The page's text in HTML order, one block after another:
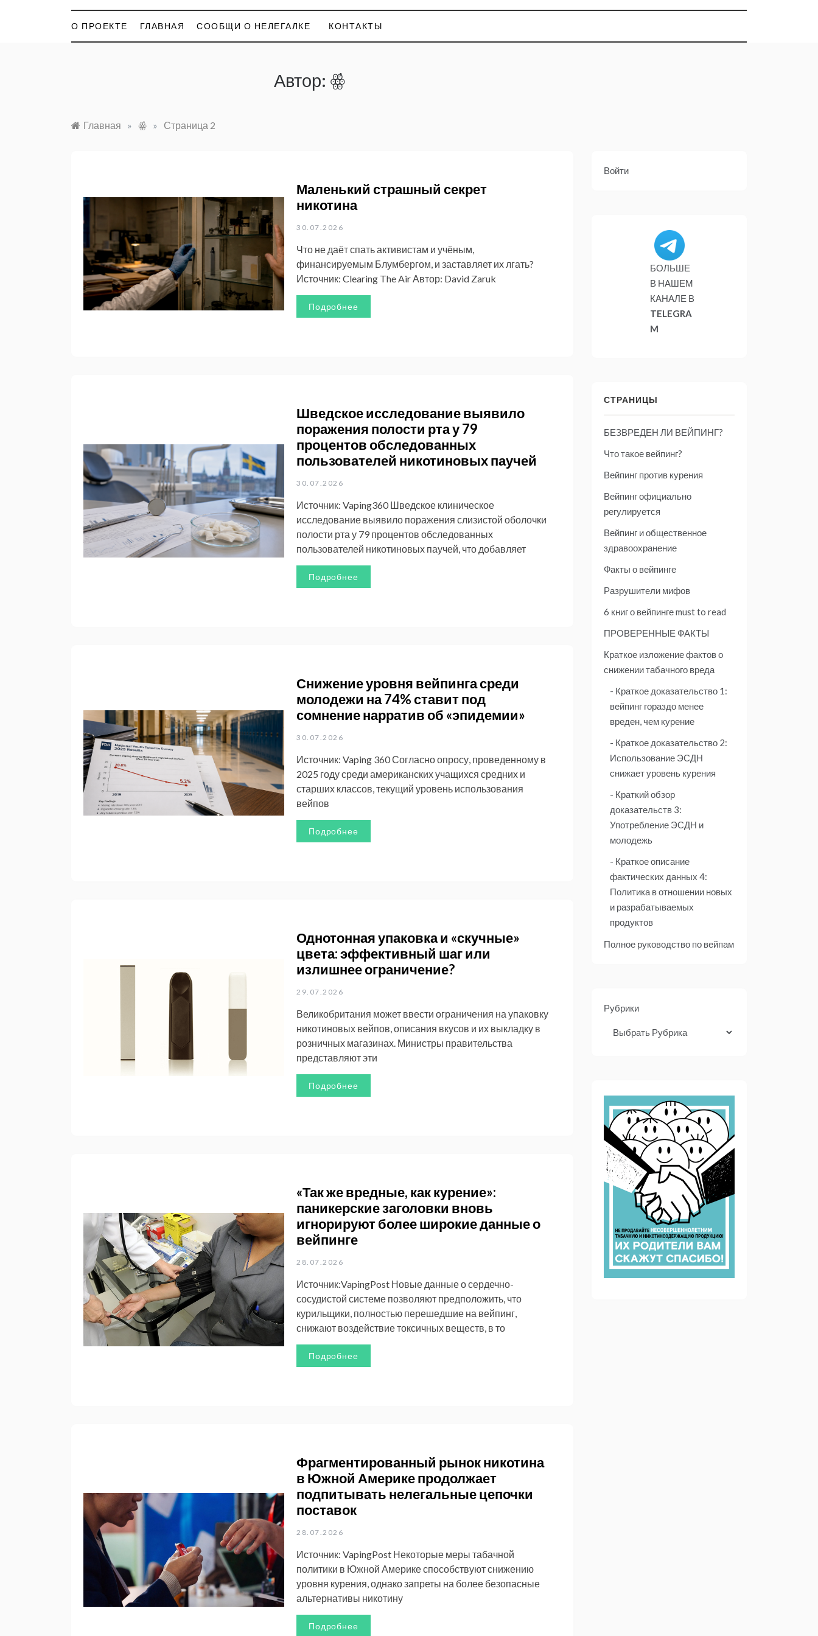
О ПРОЕКТЕ ГЛАВНАЯ СООБЩИ О НЕЛЕГАЛКЕ КОНТАКТЫ
Автор: ꙮ҆
Главная » ꙮ҆ » Страница 2
Маленький страшный секрет
никотина
30.07.2026
Что не даёт спать активистам и учёным,
финансируемым Блумбергом, и заставляет их лгать?
Источник: Clearing The Air Автор: David Zaruk
Подробнее
Шведское исследование выявило
поражения полости рта у 79
процентов обследованных
пользователей никотиновых паучей
30.07.2026
Источник: Vaping360 Шведское клиническое
исследование выявило поражения слизистой оболочки
полости рта у 79 процентов обследованных
пользователей никотиновых паучей, что добавляет
Подробнее
Снижение уровня вейпинга среди
молодежи на 74% ставит под
сомнение нарратив об «эпидемии»
30.07.2026
Источник: Vaping 360 Согласно опросу, проведенному в
2025 году среди американских учащихся средних и
старших классов, текущий уровень использования
вейпов
Подробнее
Однотонная упаковка и «скучные»
цвета: эффективный шаг или
излишнее ограничение?
29.07.2026
Великобритания может ввести ограничения на упаковку
никотиновых вейпов, описания вкусов и их выкладку в
розничных магазинах. Министры правительства
представляют эти
Подробнее
«Так же вредные, как курение»:
паникерские заголовки вновь
игнорируют более широкие данные о
вейпинге
28.07.2026
Источник:VapingPost Новые данные о сердечно-
сосудистой системе позволяют предположить, что
курильщики, полностью перешедшие на вейпинг,
снижают воздействие токсичных веществ, в то
Подробнее
Фрагментированный рынок никотина
в Южной Америке продолжает
подпитывать нелегальные цепочки
поставок
28.07.2026
Источник: VapingPost Некоторые меры табачной
политики в Южной Америке способствуют снижению
уровня курения, однако запреты на более безопасные
альтернативы никотину
Подробнее
Войти
БОЛЬШЕ
В НАШЕМ
КАНАЛЕ В
TELEGRA
M
СТРАНИЦЫ
БЕЗВРЕДЕН ЛИ ВЕЙПИНГ?
Что такое вейпинг?
Вейпинг против курения
Вейпинг официально
регулируется
Вейпинг и общественное
здравоохранение
Факты о вейпинге
Разрушители мифов
6 книг о вейпинге must to read
ПРОВЕРЕННЫЕ ФАКТЫ
Краткое изложение фактов о
снижении табачного вреда
Краткое доказательство 1:
вейпинг гораздо менее
вреден, чем курение
Краткое доказательство 2:
Использование ЭСДН
снижает уровень курения
Краткий обзор
доказательств 3:
Употребление ЭСДН и
молодежь
Краткое описание
фактических данных 4:
Политика в отношении новых
и разрабатываемых
продуктов
Полное руководство по вейпам
Рубрики